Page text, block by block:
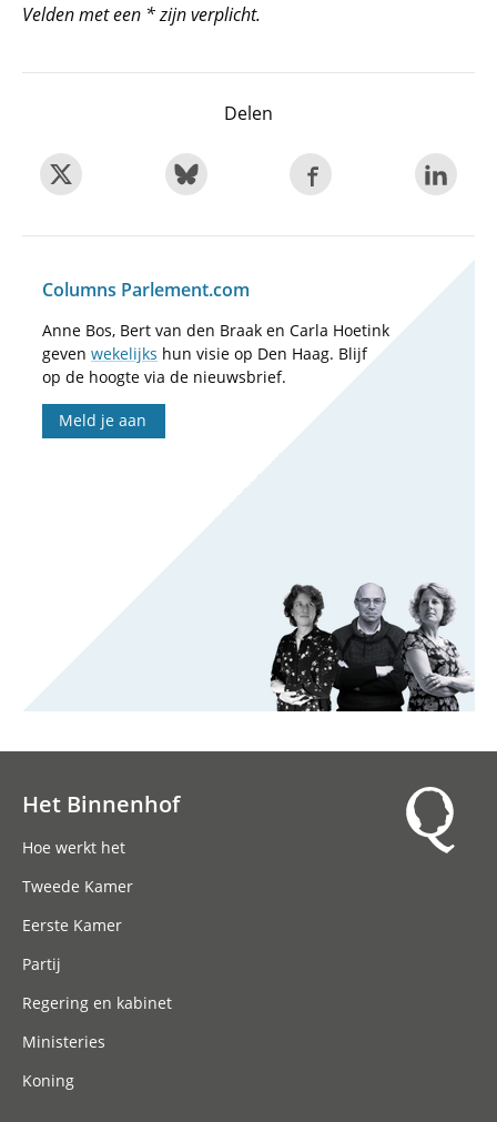
Velden met een * zijn verplicht.
Delen
Columns Parlement.com
Anne Bos, Bert van den Braak en Carla Hoetink
geven wekelijks hun visie op Den Haag. Blijf
op de hoogte via de nieuwsbrief.
Meld je aan
Het Binnenhof
Hoe werkt het
Tweede Kamer
Eerste Kamer
Partij
Regering en kabinet
Ministeries
Koning